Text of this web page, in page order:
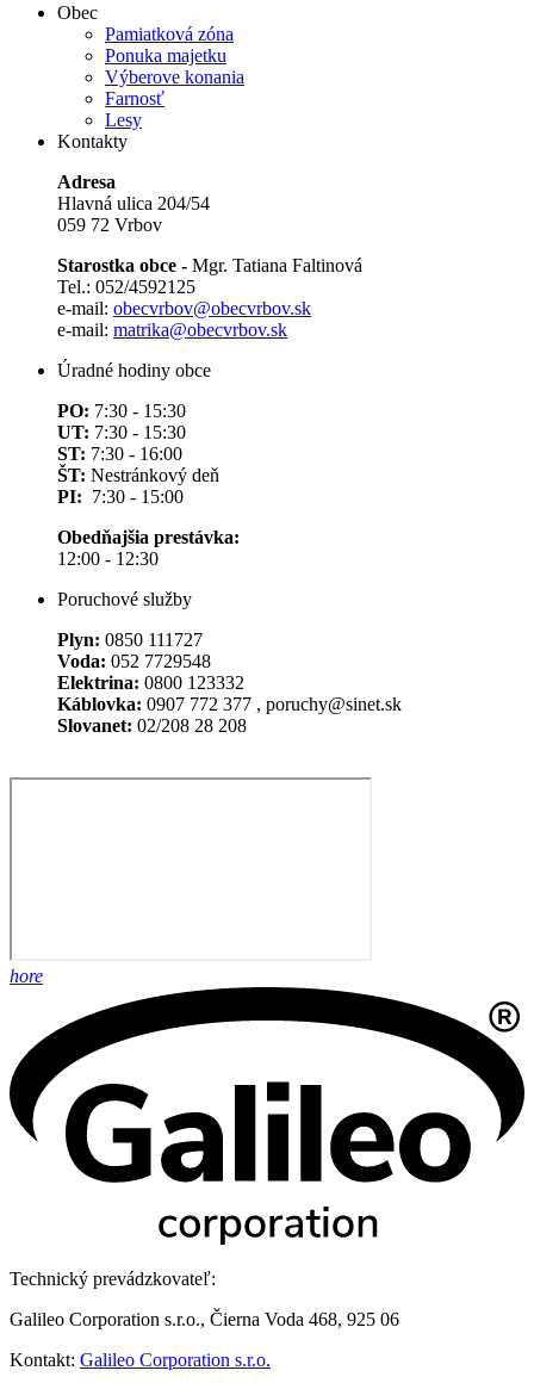
Obec
Pamiatková zóna
Ponuka majetku
Výberove konania
Farnosť
Lesy
Kontakty
Adresa
Hlavná ulica 204/54
059 72 Vrbov
Starostka obce - Mgr. Tatiana Faltinová
Tel.: 052/4592125
e-mail: obecvrbov@obecvrbov.sk
e-mail: matrika@obecvrbov.sk
Úradné hodiny obce
PO: 7:30 - 15:30
UT: 7:30 - 15:30
ST: 7:30 - 16:00
ŠT: Nestránkový deň
PI: 7:30 - 15:00
Obedňajšia prestávka:
12:00 - 12:30
Poruchové služby
Plyn: 0850 111727
Voda: 052 7729548
Elektrina: 0800 123332
Káblovka: 0907 772 377 , poruchy@sinet.sk
Slovanet: 02/208 28 208
hore
Technický prevádzkovateľ:
Galileo Corporation s.r.o., Čierna Voda 468, 925 06
Kontakt: Galileo Corporation s.r.o.